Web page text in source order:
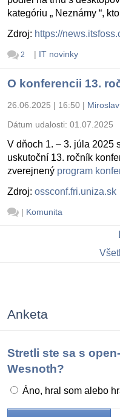
kategóriu „ Neznámy “,
Zdroj: https://
2 | IT novinky
O konferencii 13.
26.06.2025 | 16:50 |
Dátum udalosti: 01.07.2025
V dňoch 1. – 3. júla 2025
uskutoční 13. ročník
zverejnený program
Zdroj: ossconf.fri.uniza.sk
| Komunita
Anketa
Stretli ste sa s
Wesnoth?
Áno, hral som alebo